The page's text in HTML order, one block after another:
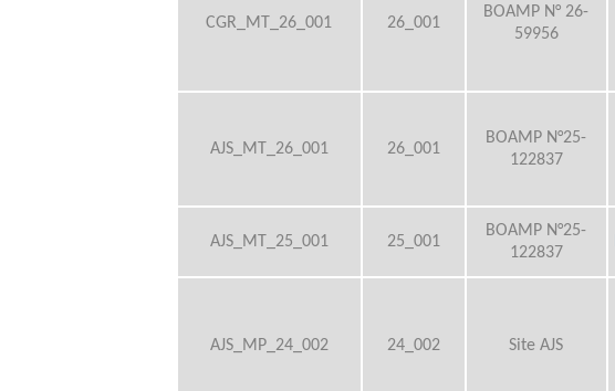
d'Administration
Présentation
Historique
CGR_MT_26_001 26_001
BOAMP N° 26-
59956
AJS_MT_26_001 26_001
BOAMP N°25-
122837
AJS_MT_25_001 25_001
BOAMP N°25-
122837
AJS_MP_24_002 24_002 Site AJS